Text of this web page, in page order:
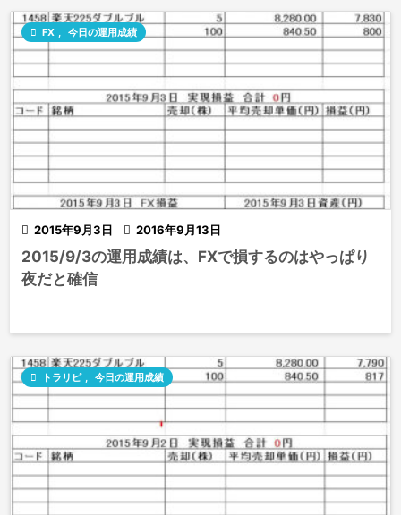
 2015年9月3日  2016年9月13日
 FX , 今日の運用成績
2015/9/3の運用成績は、FXで損するのはやっぱり
夜だと確信
 トラリピ , 今日の運用成績